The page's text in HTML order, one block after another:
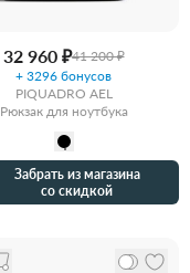
32 960 ₽41 200 ₽
+ 3296 бонусов
PIQUADRO AEL
Рюкзак для ноутбука
Забрать из магазина
со скидкой